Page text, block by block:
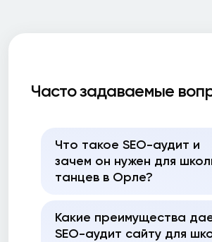
Часто задаваемые
Что такое SEO-аудит и
зачем он нужен для
танцев в Орле?
Какие преимущества
SEO-аудит сайту для